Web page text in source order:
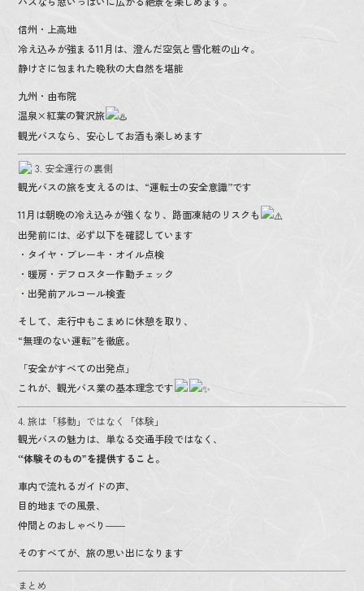
信州・上高地
冷え込みが強まる11月は、澄んだ空気と雪化粧の山々。
静けさに包まれた晩秋の大自然を堪能
九州・由布院
温泉×紅葉の贅沢旅
観光バスなら、安心してお酒も楽しめます
3. 安全運行の裏側
観光バスの旅を支えるのは、“運転士の安全意識”です
11月は朝晩の冷え込みが強くなり、路面凍結のリスクも
出発前には、必ず以下を確認しています
・タイヤ・ブレーキ・オイル点検
・暖房・デフロスター作動チェック
・出発前アルコール検査
そして、走行中もこまめに休憩を取り、
“無理のない運転”を徹底。
「安全がすべての出発点」
これが、観光バス業の基本理念です
4. 旅は「移動」ではなく「体験」
観光バスの魅力は、単なる交通手段ではなく、
“体験そのもの”を提供すること。
車内で流れるガイドの声、
目的地までの風景、
仲間とのおしゃべり――
そのすべてが、旅の思い出になります
まとめ